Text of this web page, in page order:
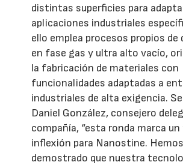
distintas superficies para
aplicaciones industriales
ello emplea procesos propios de
en fase gas y ultra alto vacío,
la fabricación de materiales con
funcionalidades adaptadas a
industriales de alta exigencia.
Daniel González, consejero
compañía, “esta ronda marca
inflexión para Nanostine. Hemos
demostrado que nuestra